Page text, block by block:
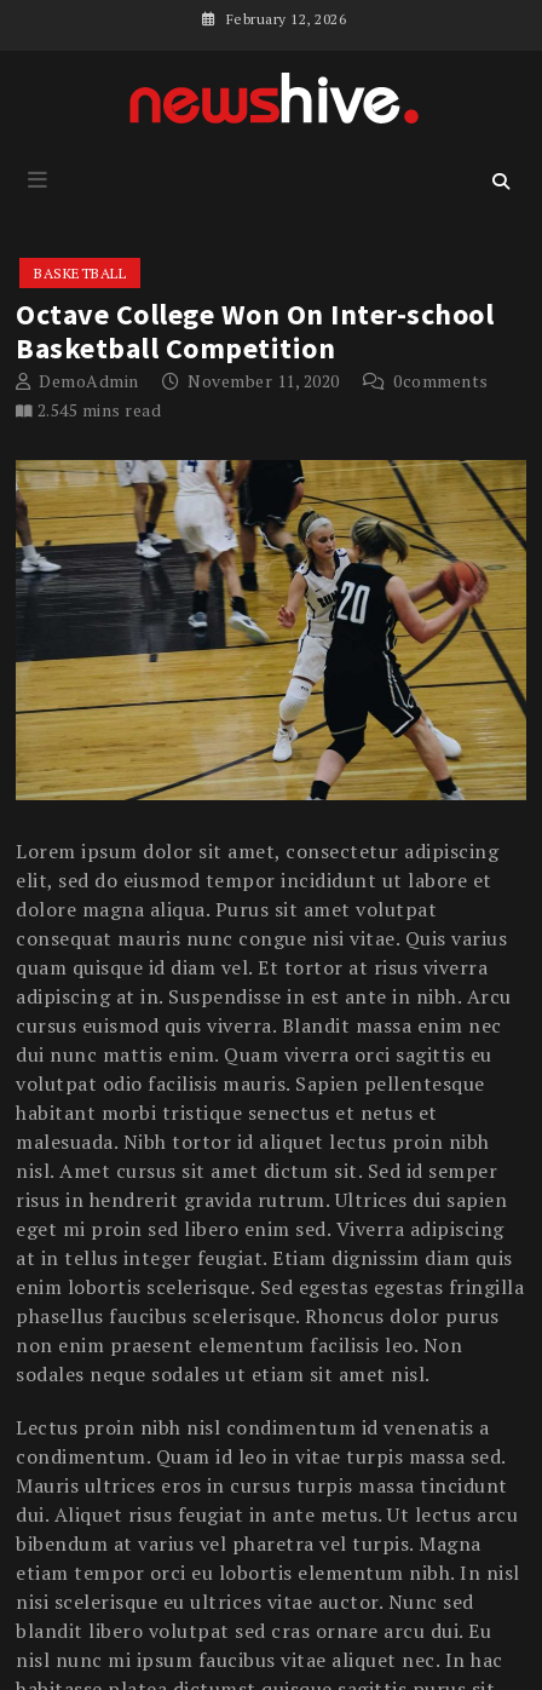
February 12, 2026
Newshive Sports
BASKETBALL
Octave College Won On Inter-school
Basketball Competition
DemoAdmin November 11, 2020 0comments
2.545 mins read
Lorem ipsum dolor sit amet, consectetur adipiscing
elit, sed do eiusmod tempor incididunt ut labore et
dolore magna aliqua. Purus sit amet volutpat
consequat mauris nunc congue nisi vitae. Quis varius
quam quisque id diam vel. Et tortor at risus viverra
adipiscing at in. Suspendisse in est ante in nibh. Arcu
cursus euismod quis viverra. Blandit massa enim nec
dui nunc mattis enim. Quam viverra orci sagittis eu
volutpat odio facilisis mauris. Sapien pellentesque
habitant morbi tristique senectus et netus et
malesuada. Nibh tortor id aliquet lectus proin nibh
nisl. Amet cursus sit amet dictum sit. Sed id semper
risus in hendrerit gravida rutrum. Ultrices dui sapien
eget mi proin sed libero enim sed. Viverra adipiscing
at in tellus integer feugiat. Etiam dignissim diam quis
enim lobortis scelerisque. Sed egestas egestas fringilla
phasellus faucibus scelerisque. Rhoncus dolor purus
non enim praesent elementum facilisis leo. Non
sodales neque sodales ut etiam sit amet nisl.
Lectus proin nibh nisl condimentum id venenatis a
condimentum. Quam id leo in vitae turpis massa sed.
Mauris ultrices eros in cursus turpis massa tincidunt
dui. Aliquet risus feugiat in ante metus. Ut lectus arcu
bibendum at varius vel pharetra vel turpis. Magna
etiam tempor orci eu lobortis elementum nibh. In nisl
nisi scelerisque eu ultrices vitae auctor. Nunc sed
blandit libero volutpat sed cras ornare arcu dui. Eu
nisl nunc mi ipsum faucibus vitae aliquet nec. In hac